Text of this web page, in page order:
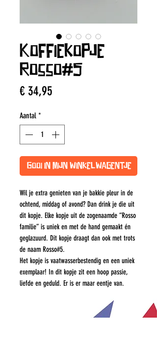
Koffiekopje
Rosso#5
€ 34,95
Aantal *
Gooi in mijn winkelwagentje
Wil je extra genieten van je bakkie pleur in de
ochtend, middag of avond? Dan drink je die uit
dit kopje. Elke kopje uit de zogenaamde “Rosso
familie” is uniek en met de hand gemaakt én
geglazuurd. Dit kopje draagt dan ook met trots
de naam Rosso#5.
Het kopje is vaatwasserbestendig en een uniek
exemplaar! In dit kopje zit een hoop passie,
liefde en geduld. Er is er maar eentje van.